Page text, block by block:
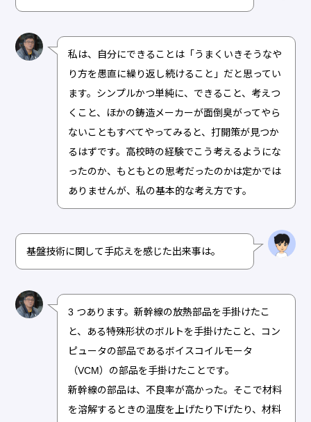
私は、自分にできることは「うまくいきそうなや
り方を愚直に繰り返し続けること」だと思ってい
ます。シンプルかつ単純に、できること、考えつ
くこと、ほかの鋳造メーカーが面倒臭がってやら
ないこともすべてやってみると、打開策が見つか
るはずです。高校時の経験でこう考えるようにな
ったのか、もともとの思考だったのかは定かでは
ありませんが、私の基本的な考え方です。
基盤技術に関して手応えを感じた出来事は。
3 つあります。新幹線の放熱部品を手掛けたこ
と、ある特殊形状のボルトを手掛けたこと、コン
ピュータの部品であるボイスコイルモータ
（VCM）の部品を手掛けたことです。
新幹線の部品は、不良率が高かった。そこで材料
を溶解するときの温度を上げたり下げたり、材料